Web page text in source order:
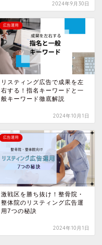
2024年9月30日
広告運用
リスティング広告で成果を左
右する！指名キーワードと一
般キーワード徹底解説
2024年10月1日
広告運用
激戦区を勝ち抜け！整骨院・
整体院のリスティング広告運
用7つの秘訣
2024年10月1日